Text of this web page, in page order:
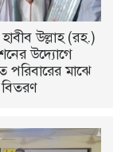
উল্লাহ (রহ.)
উদ্যোগে
পরিবারের মাঝে